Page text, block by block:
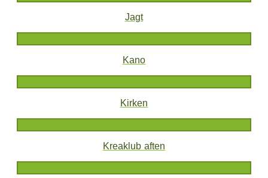
Jagt
Kano
Kirken
Kreaklub aften